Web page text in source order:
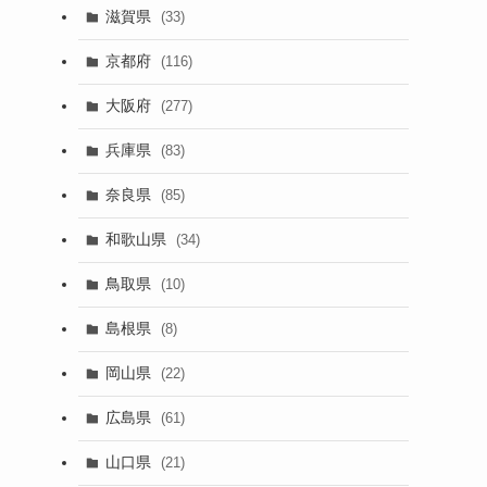
滋賀県 (33)
京都府 (116)
大阪府 (277)
兵庫県 (83)
奈良県 (85)
和歌山県 (34)
鳥取県 (10)
島根県 (8)
岡山県 (22)
広島県 (61)
山口県 (21)